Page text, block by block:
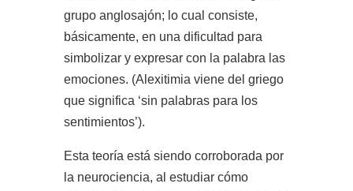
grupo anglosajón; lo cual consiste,
básicamente, en una dificultad para
simbolizar y expresar con la palabra las
emociones. (Alexitimia viene del griego
que significa ‘sin palabras para los
sentimientos’).
Esta teoría está siendo corroborada por
la neurociencia, al estudiar cómo